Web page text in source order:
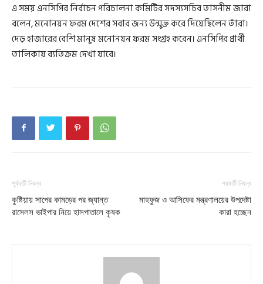
এ সময় এনসিপির নির্বাচন পরিচালনা কমিটির সদস্যসচিব তাসনীম জারা
বলেন, মনোনয়ন ফরম দেশের সবার জন্য উন্মুক্ত করে দিয়েছিলেন তাঁরা।
দেড় হাজারের বেশি মানুষ মনোনয়ন ফরম সংগ্রহ করেন। এনসিপির প্রার্থী
তালিকায় ব্যতিক্রম দেখা যাবে।
পূর্ববর্তী নিবন্ধ
কুষ্টিয়ায় সাপের কামড়ের পর জ্যান্ত
রাসেলস ভাইপার নিয়ে হাসপাতালে কৃষক
পরবর্তী নিবন্ধ
মাহফুজ ও আসিফের মন্ত্রণালয়ের উপদেষ্টা
কারা হচ্ছেন